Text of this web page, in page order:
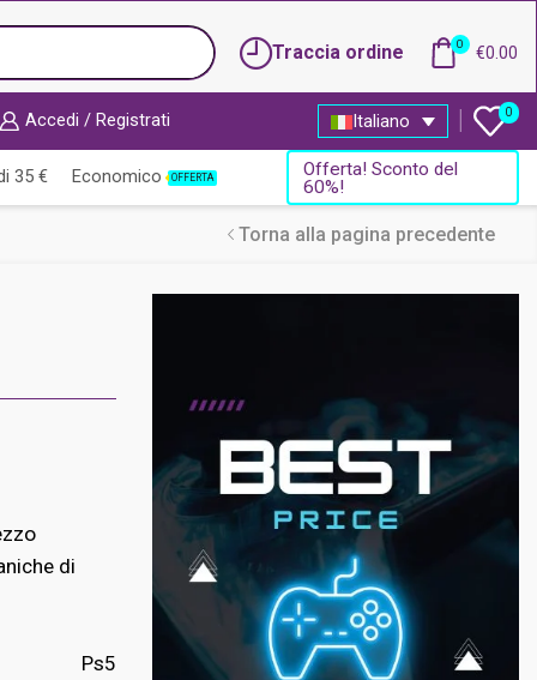
Traccia ordine 0 €0.00
Accedi / Registrati Italiano 0
35 € Economico OFFERTA
Offerta! Sconto del
60%!
Torna alla pagina precedente
di
Ps5